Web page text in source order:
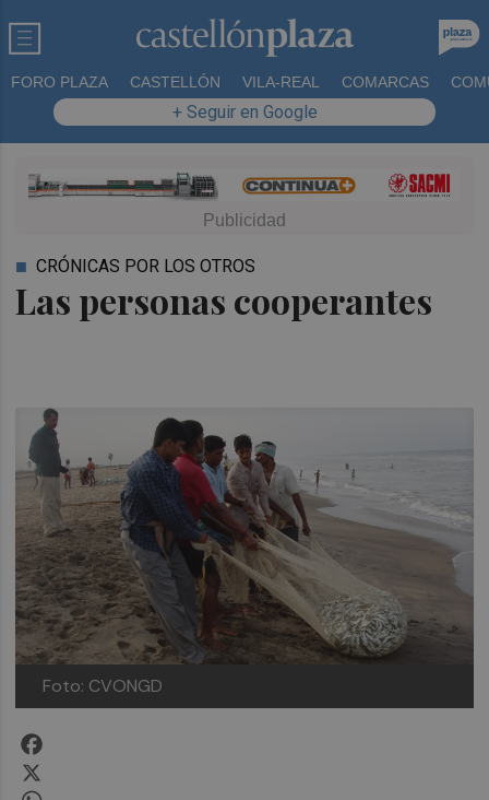
FORO PLAZA CASTELLÓN VILA-REAL COMARCAS
+ Seguir en Google
Las personas cooperantes
CRÓNICAS POR LOS OTROS
Foto: CVONGD